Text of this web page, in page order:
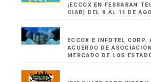
¡ECCOX EN FEBRABAN
CIAB) DEL 9 AL 11 DE
ECCOX E INFOTEL CORP.
ACUERDO DE
MERCADO DE LOS